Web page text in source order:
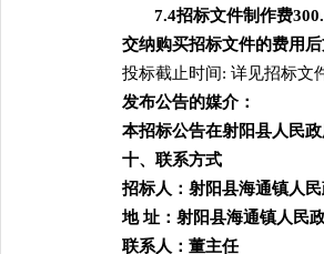
7.4招标文件制作费
交纳购买招标文件的费用
投标截止时间: 详见招标文
发布公告的媒介：
本招标公告在射阳县人民政
十、联系方式
招标人：射阳县海通镇人
地 址：射阳县海通镇人民
联系人：董主任